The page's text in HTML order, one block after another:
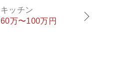
キッチン
60万〜100万円